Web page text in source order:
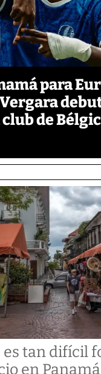
para
de
es tan difícil
en